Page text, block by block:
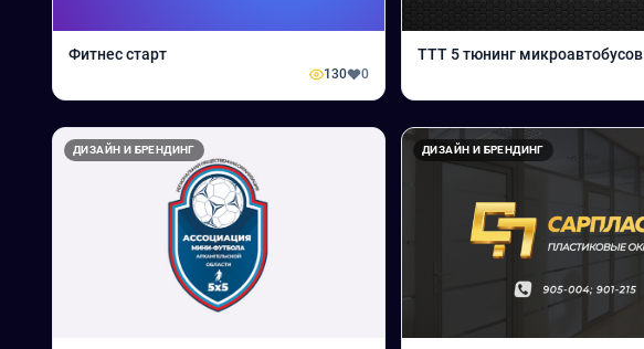
Фитнес старт
130 0
TTT 5 тюнинг микроавтобусов
ДИЗАЙН И БРЕНДИНГ ДИЗАЙН И БРЕНДИНГ